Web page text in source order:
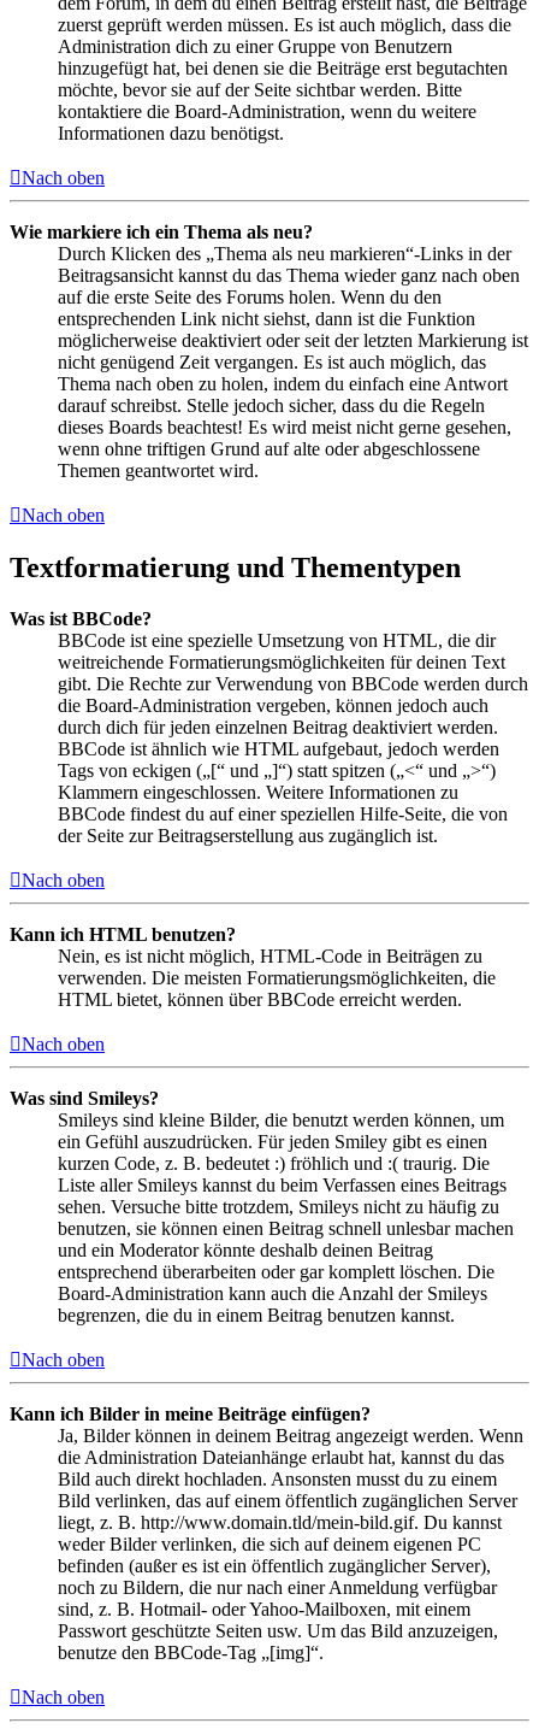
zuerst geprüft werden müssen. Es ist auch möglich, dass die
Administration dich zu einer Gruppe von Benutzern
hinzugefügt hat, bei denen sie die Beiträge erst begutachten
möchte, bevor sie auf der Seite sichtbar werden. Bitte
kontaktiere die Board-Administration, wenn du weitere
Informationen dazu benötigst.
Nach oben
Wie markiere ich ein Thema als neu?
Durch Klicken des „Thema als neu markieren“-Links in der
Beitragsansicht kannst du das Thema wieder ganz nach oben
auf die erste Seite des Forums holen. Wenn du den
entsprechenden Link nicht siehst, dann ist die Funktion
möglicherweise deaktiviert oder seit der letzten Markierung ist
nicht genügend Zeit vergangen. Es ist auch möglich, das
Thema nach oben zu holen, indem du einfach eine Antwort
darauf schreibst. Stelle jedoch sicher, dass du die Regeln
dieses Boards beachtest! Es wird meist nicht gerne gesehen,
wenn ohne triftigen Grund auf alte oder abgeschlossene
Themen geantwortet wird.
Nach oben
Textformatierung und Thementypen
Was ist BBCode?
BBCode ist eine spezielle Umsetzung von HTML, die dir
weitreichende Formatierungsmöglichkeiten für deinen Text
gibt. Die Rechte zur Verwendung von BBCode werden durch
die Board-Administration vergeben, können jedoch auch
durch dich für jeden einzelnen Beitrag deaktiviert werden.
BBCode ist ähnlich wie HTML aufgebaut, jedoch werden
Tags von eckigen („[“ und „]“) statt spitzen („<“ und „>“)
Klammern eingeschlossen. Weitere Informationen zu
BBCode findest du auf einer speziellen Hilfe-Seite, die von
der Seite zur Beitragserstellung aus zugänglich ist.
Nach oben
Kann ich HTML benutzen?
Nein, es ist nicht möglich, HTML-Code in Beiträgen zu
verwenden. Die meisten Formatierungsmöglichkeiten, die
HTML bietet, können über BBCode erreicht werden.
Nach oben
Was sind Smileys?
Smileys sind kleine Bilder, die benutzt werden können, um
ein Gefühl auszudrücken. Für jeden Smiley gibt es einen
kurzen Code, z. B. bedeutet :) fröhlich und :( traurig. Die
Liste aller Smileys kannst du beim Verfassen eines Beitrags
sehen. Versuche bitte trotzdem, Smileys nicht zu häufig zu
benutzen, sie können einen Beitrag schnell unlesbar machen
und ein Moderator könnte deshalb deinen Beitrag
entsprechend überarbeiten oder gar komplett löschen. Die
Board-Administration kann auch die Anzahl der Smileys
begrenzen, die du in einem Beitrag benutzen kannst.
Nach oben
Kann ich Bilder in meine Beiträge einfügen?
Ja, Bilder können in deinem Beitrag angezeigt werden. Wenn
die Administration Dateianhänge erlaubt hat, kannst du das
Bild auch direkt hochladen. Ansonsten musst du zu einem
Bild verlinken, das auf einem öffentlich zugänglichen Server
liegt, z. B. http://www.domain.tld/mein-bild.gif. Du kannst
weder Bilder verlinken, die sich auf deinem eigenen PC
befinden (außer es ist ein öffentlich zugänglicher Server),
noch zu Bildern, die nur nach einer Anmeldung verfügbar
sind, z. B. Hotmail- oder Yahoo-Mailboxen, mit einem
Passwort geschützte Seiten usw. Um das Bild anzuzeigen,
benutze den BBCode-Tag „[img]“.
Nach oben